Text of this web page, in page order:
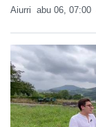
Aiurri abu 06, 07:00